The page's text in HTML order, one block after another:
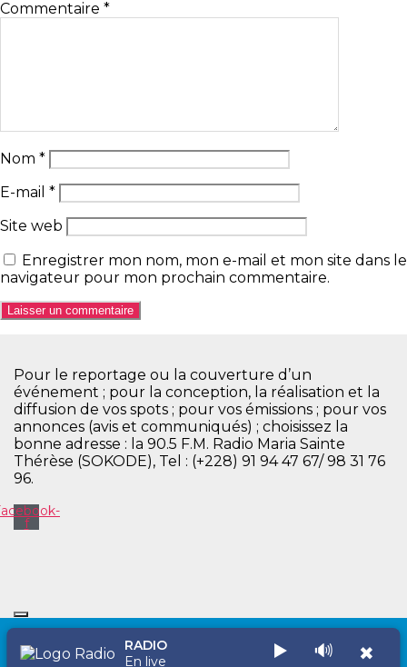
Commentaire *
Nom *
E-mail *
Site web
Enregistrer mon nom, mon e-mail et mon site dans le
navigateur pour mon prochain commentaire.
Pour le reportage ou la couverture d’un
événement ; pour la conception, la réalisation et la
diffusion de vos spots ; pour vos émissions ; pour vos
annonces (avis et communiqués) ; choisissez la
bonne adresse : la 90.5 F.M. Radio Maria Sainte
Thérèse (SOKODE), Tel : (+228) 91 94 47 67/ 98 31 76
96.
f
Copyright © 2026 Radio Maria Sainte Thérèse
RADIO
En live
▶️ 🔊 ✖